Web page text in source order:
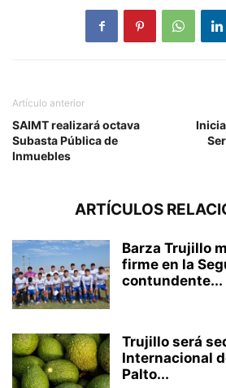
Artículo anterior
SAIMT realizará octava
Subasta Pública de
Inmuebles
ARTÍCULOS
Barza Trujillo
firme en la
contundente...
Trujillo será
Internacional
Palto...